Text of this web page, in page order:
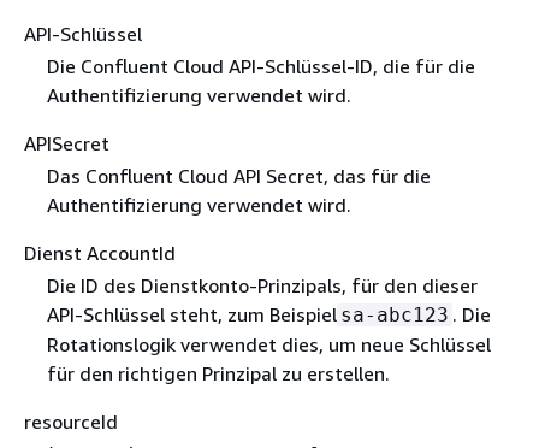
API-Schlüssel
Die Confluent Cloud API-Schlüssel-ID, die für die
Authentifizierung verwendet wird.
APISecret
Das Confluent Cloud API Secret, das für die
Authentifizierung verwendet wird.
Dienst AccountId
Die ID des Dienstkonto-Prinzipals, für den dieser
API-Schlüssel steht, zum Beispiel sa-abc123 . Die
Rotationslogik verwendet dies, um neue Schlüssel
für den richtigen Prinzipal zu erstellen.
resourceId